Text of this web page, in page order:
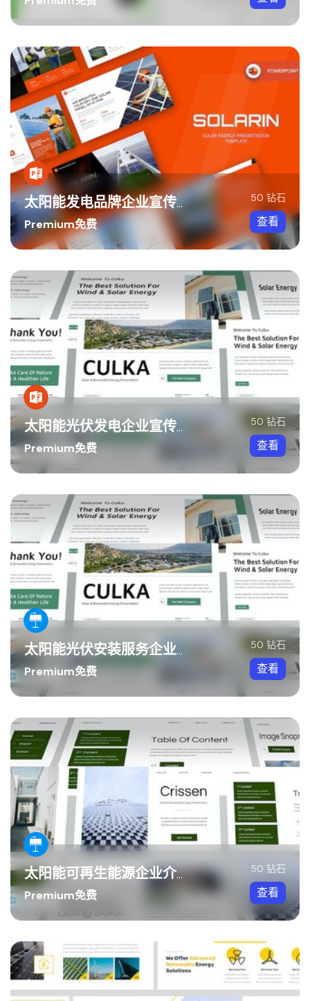
太阳能发电品牌企业宣传PPT模板
Premium免费
50 钻石
查看
太阳能光伏发电企业宣传PPT模板
Premium免费
50 钻石
查看
太阳能光伏安装服务企业Keynote模板
Premium免费
50 钻石
查看
太阳能可再生能源企业介绍Keynote模板
Premium免费
50 钻石
查看